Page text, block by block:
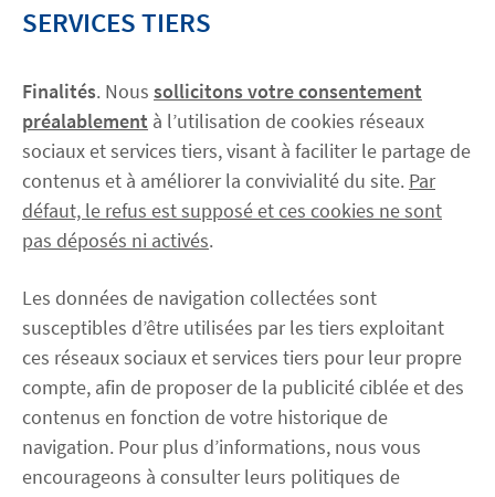
SERVICES TIERS
Finalités. Nous sollicitons votre consentement
préalablement à l’utilisation de cookies réseaux
sociaux et services tiers, visant à faciliter le partage de
contenus et à améliorer la convivialité du site. Par
défaut, le refus est supposé et ces cookies ne sont
pas déposés ni activés.
Les données de navigation collectées sont
susceptibles d’être utilisées par les tiers exploitant
ces réseaux sociaux et services tiers pour leur propre
compte, afin de proposer de la publicité ciblée et des
contenus en fonction de votre historique de
navigation. Pour plus d’informations, nous vous
encourageons à consulter leurs politiques de